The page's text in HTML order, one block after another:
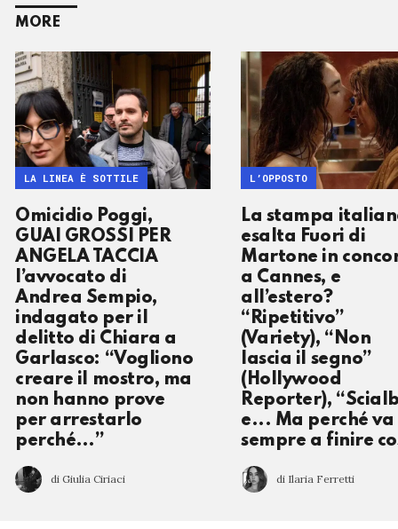
MORE
Omicidio Poggi,
GUAI GROSSI PER
ANGELA TACCIA
l’avvocato di
Andrea Sempio,
indagato per il
delitto di Chiara a
Garlasco: “Vogliono
creare il mostro, ma
non hanno prove
per arrestarlo
perché…”
di Giulia Ciriaci
LA LINEA È SOTTILE
La stampa
esalta Fuori di
Martone in
a Cannes, e
all’estero?
“Ripetitivo”
(Variety), “Non
lascia il segno”
(Hollywood
Reporter),
e... Ma perché va
sempre a finire
di Ilaria Ferretti
L’OPPOSTO